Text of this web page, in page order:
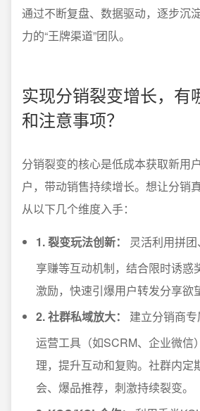
通过不断复盘、数据驱动，逐步沉
力的“王牌渠道”团队。
实现分销裂变增长，有
和注意事项？
分销裂变的核心是低成本获取新用
户，带动销售持续增长。想让分销
从以下几个维度入手：
1. 裂变玩法创新：
灵活利用拼
享赚等互动机制，结合限时诱惑
激励，快速引爆用户转发分享欲
2. 社群私域放大：
建立分销商
运营工具（如SCRM、企业微信
理，提升互动和复购。社群内定
会、爆品推荐，刺激持续裂变。